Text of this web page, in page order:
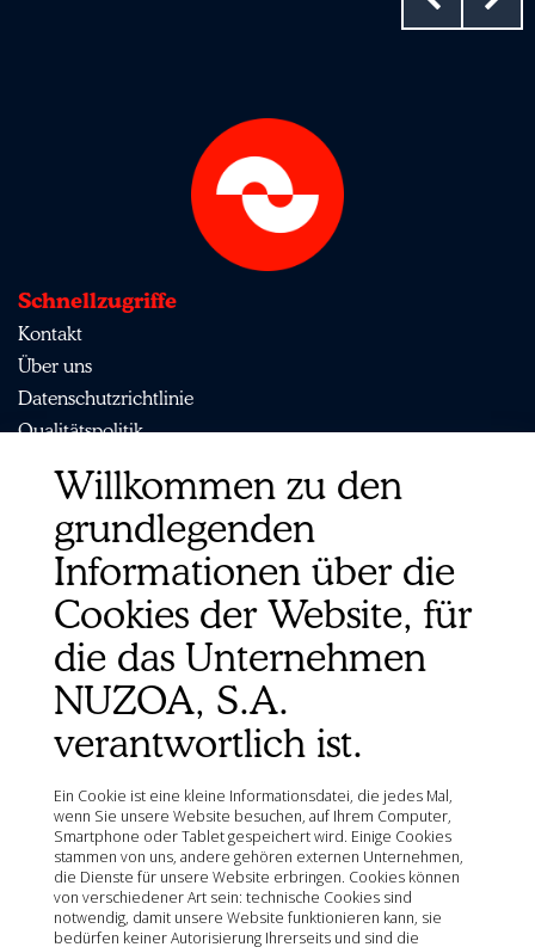
Schnellzugriffe
Kontakt
Über uns
Datenschutzrichtlinie
Qualitätspolitik
Verkaufsbedingungen
Rechtlicher Hinweis
Seitenübersicht
Organisationen
Ministerium für Landwirtschaft, Fischerei, Ernährung und
Umwelt (MAPA)
Spanische Agentur für Arzneimittel und
Gesundheitsprodukte (AEMPS)
Informationszentrum für veterinärmedizinische
Arzneimittel CIMAVET der AEMPS
Willkommen zu den
grundlegenden
Informationen über die
Cookies der Website, für
die das Unternehmen
NUZOA, S.A.
verantwortlich ist.
Ein Cookie ist eine kleine Informationsdatei, die jedes Mal,
wenn Sie unsere Website besuchen, auf Ihrem Computer,
Smartphone oder Tablet gespeichert wird. Einige Cookies
stammen von uns, andere gehören externen Unternehmen,
die Dienste für unsere Website erbringen. Cookies können
von verschiedener Art sein: technische Cookies sind
notwendig, damit unsere Website funktionieren kann, sie
bedürfen keiner Autorisierung Ihrerseits und sind die